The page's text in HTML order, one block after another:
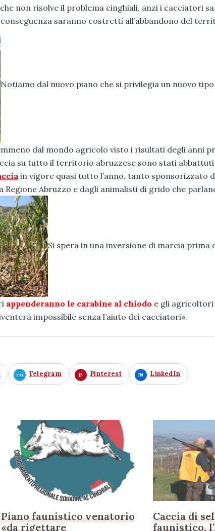
non risolve il problema cinghiali, anzi i cacciatori
saranno costretti all’abbandono del
Notiamo dal nuovo piano che si privilegia un nuovo
dal mondo agricolo visto i risultati degli anni
su tutto il territorio abruzzese sono stati abbattuti
in vigore quasi tutto l’anno, tanto sponsorizzato
Regione Abruzzo e dagli animalisti di grido che
Si spera in una inversione di marcia prima
appenderanno le carabine al chiodo e gli
impossibile senza l’aiuto dei cacciatori».
Telegram Pinterest LinkedIn
Piano faunistico venatorio
«da rigettare
Caccia di
faunistico,